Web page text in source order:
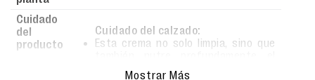
Cuidado
del
producto
Cuidado del calzado:
Esta crema no solo limpia, sino que
material.
Mostrar Más